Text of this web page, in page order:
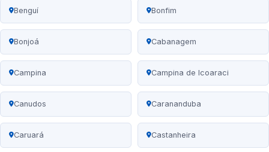
Benguí Bonfim
Bonjoá Cabanagem
Campina Campina de Icoaraci
Canudos Carananduba
Caruará Castanheira